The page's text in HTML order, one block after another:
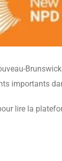
importants
lire la